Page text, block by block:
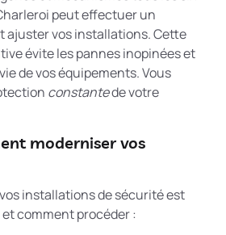
peut effectuer un
ajuster vos installations. Cette
évite les pannes inopinées et
de vos équipements. Vous
constantede votre
moderniser vos
installations de sécurité est
comment procéder :